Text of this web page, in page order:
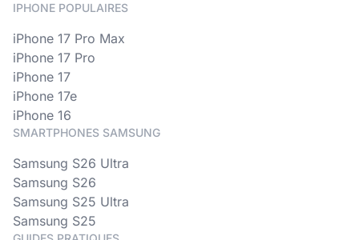
IPHONE POPULAIRES
iPhone 17 Pro Max
iPhone 17 Pro
iPhone 17
iPhone 17e
iPhone 16
SMARTPHONES SAMSUNG
Samsung S26 Ultra
Samsung S26
Samsung S25 Ultra
Samsung S25